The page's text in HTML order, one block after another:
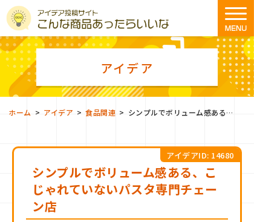
アイデア
ホーム > アイデア > 食品関連 > シンプルでボリューム感ある、こじゃれていないパスタ専門チェーン店
シンプルでボリューム感ある、こ
じゃれていないパスタ専門チェー
ン店
アイデアID: 14680